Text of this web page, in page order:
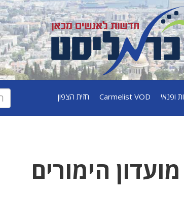
ופנאי Carmelist VOD חזית הצפון
הימורים